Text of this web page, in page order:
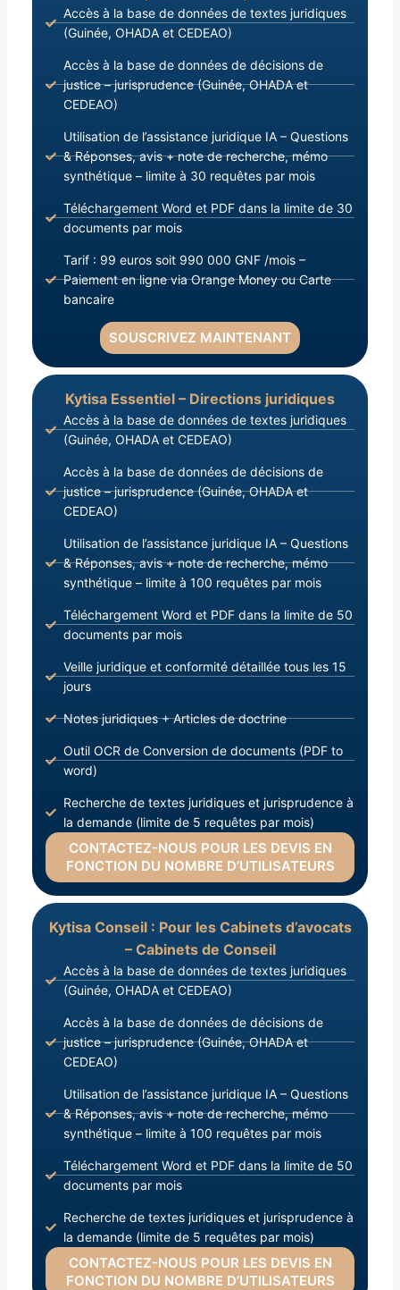
Accès à la base de données de textes juridiques
(Guinée, OHADA et CEDEAO)
Accès à la base de données de décisions de
justice – jurisprudence (Guinée, OHADA et
CEDEAO)
Utilisation de l’assistance juridique IA – Questions
& Réponses, avis + note de recherche, mémo
synthétique – limite à 30 requêtes par mois
Téléchargement Word et PDF dans la limite de 30
documents par mois
Tarif : 99 euros soit 990 000 GNF /mois –
Paiement en ligne via Orange Money ou Carte
bancaire
SOUSCRIVEZ MAINTENANT
Kytisa Essentiel – Directions juridiques
Accès à la base de données de textes juridiques
(Guinée, OHADA et CEDEAO)
Accès à la base de données de décisions de
justice – jurisprudence (Guinée, OHADA et
CEDEAO)
Utilisation de l’assistance juridique IA – Questions
& Réponses, avis + note de recherche, mémo
synthétique – limite à 100 requêtes par mois
Téléchargement Word et PDF dans la limite de 50
documents par mois
Veille juridique et conformité détaillée tous les 15
jours
Notes juridiques + Articles de doctrine
Outil OCR de Conversion de documents (PDF to
word)
Recherche de textes juridiques et jurisprudence à
la demande (limite de 5 requêtes par mois)
CONTACTEZ-NOUS POUR LES DEVIS EN
FONCTION DU NOMBRE D’UTILISATEURS
Kytisa Conseil : Pour les Cabinets d’avocats
– Cabinets de Conseil
Accès à la base de données de textes juridiques
(Guinée, OHADA et CEDEAO)
Accès à la base de données de décisions de
justice – jurisprudence (Guinée, OHADA et
CEDEAO)
Utilisation de l’assistance juridique IA – Questions
& Réponses, avis + note de recherche, mémo
synthétique – limite à 100 requêtes par mois
Téléchargement Word et PDF dans la limite de 50
documents par mois
Recherche de textes juridiques et jurisprudence à
la demande (limite de 5 requêtes par mois)
CONTACTEZ-NOUS POUR LES DEVIS EN
FONCTION DU NOMBRE D’UTILISATEURS